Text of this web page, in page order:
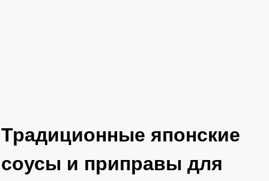
Традиционные японские
соусы и приправы для